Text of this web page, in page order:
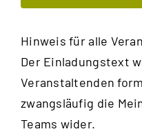
Hinweis für alle
Der Einladungstext
Veranstaltenden
zwangsläufig die
Teams wider.